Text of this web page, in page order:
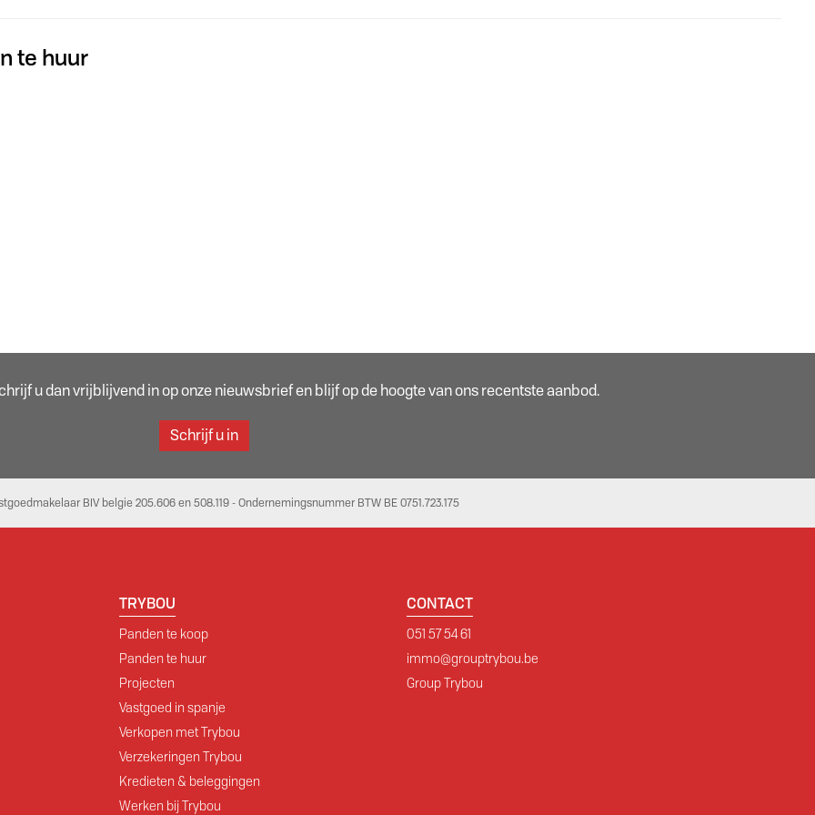
te huur
u dan vrijblijvend in op onze nieuwsbrief en blijf op de hoogte van ons recentste aanbod.
Schrijf u in
BIV belgie 205.606 en 508.119 - Ondernemingsnummer BTW BE 0751.723.175
TRYBOU
Panden te koop
Panden te huur
Projecten
Vastgoed in spanje
Verkopen met Trybou
Verzekeringen Trybou
Kredieten & beleggingen
Werken bij Trybou
CONTACT
051 57 54 61
immo@grouptrybou.be
Group Trybou